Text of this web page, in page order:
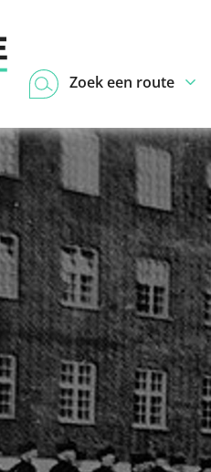
Zoek een route